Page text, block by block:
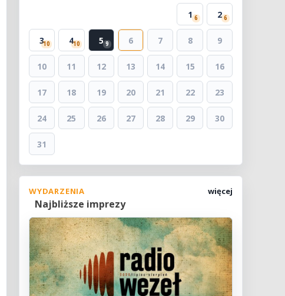
1 6 2 6
310 410 5 9 6 7 8 9
10 11 12 13 14 15 16
17 18 19 20 21 22 23
24 25 26 27 28 29 30
31
WYDARZENIA
Najbliższe imprezy
więcej